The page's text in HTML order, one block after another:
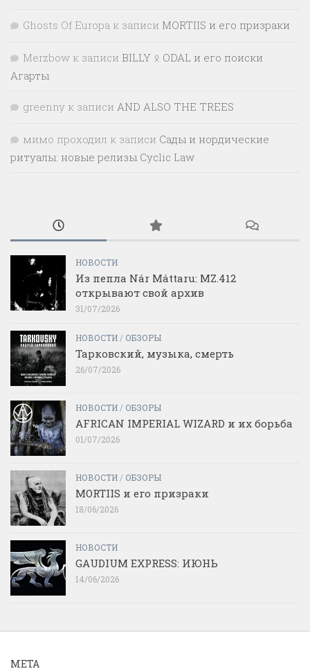
Ghosts Of Europa к записи MORTIIS и его призраки
Merzbow к записи BILLY ᛟ ODAL и его поиски
Агарты
greenny к записи AND ALSO THE TREES
мимо проходил к записи Сады и нордические
ритуалы: новые релизы Cyclic Law
НОВОСТИ
Из пепла Nár Máttaru: MZ.412
открывают свой архив
31/07/2026
НОВОСТИ / ОБЗОРЫ
Тарковский, музыка, смерть
26/07/2026
НОВОСТИ / ОБЗОРЫ
AFRICAN IMPERIAL WIZARD и их борьба
01/07/2026
НОВОСТИ / ОБЗОРЫ
MORTIIS и его призраки
18/06/2026
НОВОСТИ
GAUDIUM EXPRESS: ИЮНЬ
14/06/2026
МЕТА